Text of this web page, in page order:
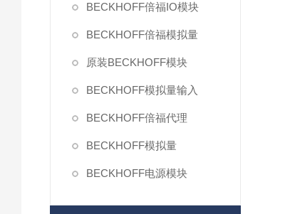
BECKHOFF倍福IO模块
BECKHOFF倍福模拟量
原装BECKHOFF模块
BECKHOFF模拟量输入
BECKHOFF倍福代理
BECKHOFF模拟量
BECKHOFF电源模块